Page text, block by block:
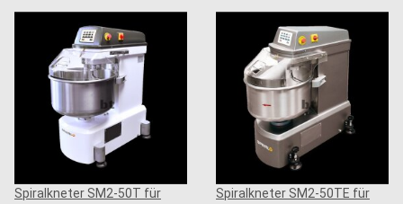
Spiralkneter SM2-50T für
Spiralkneter SM2-50TE für